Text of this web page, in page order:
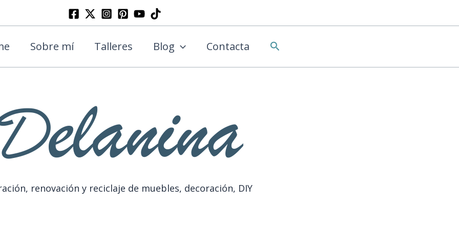
Sobre mí Talleres Blog Contacta Buscar
renovación y reciclaje de muebles, decoración, DIY
Buscar